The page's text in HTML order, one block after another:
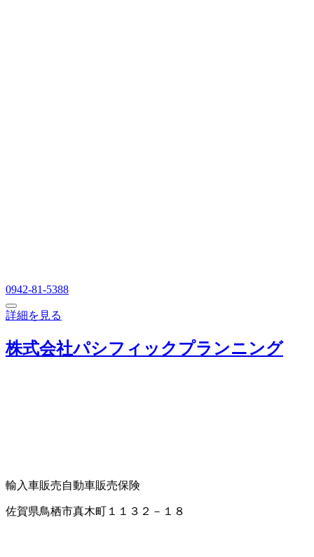
0942-81-5388
詳細を見る
株式会社パシフィックプランニング
輸入車販売自動車販売保険
佐賀県鳥栖市真木町１１３２－１８